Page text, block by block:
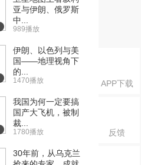
APP下载
反馈
亚与伊朗、俄罗斯
中...
989播放
伊朗、以色列与美
国——地理视角下
的...
1470播放
我国为何一定要搞
国产大飞机，被制
裁...
1780播放
30年前，从乌克兰